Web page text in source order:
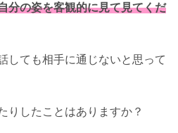
分の姿を客観的に見て見てくだ
しても相手に通じないと思って
りしたことはありますか？